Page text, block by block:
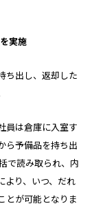
実施
ち出し、返却した
員は倉庫に入室す
ら予備品を持ち出
で読み取られ、内
より、いつ、だれ
とが可能となりま